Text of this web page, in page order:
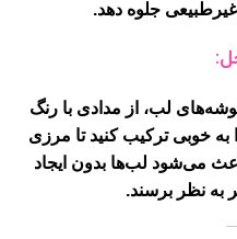
جلوه دهد.
لب، از مدادی با رنگ
به خوبی ترکیب کنید تا مرزی
می‌شود لب‌ها بدون ایجاد
به نظر برسند.